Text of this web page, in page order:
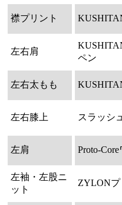
襟プリント
左右肩
ペン
左右太もも
左右膝上 スラッシ
左肩 Proto-
左袖・左股ニ
ット
ZYLONプ